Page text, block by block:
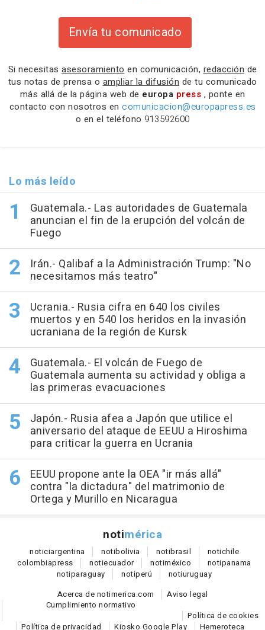
Envía tu comunicado
Si necesitas asesoramiento en comunicación, redacción de
tus notas de prensa o ampliar la difusión de tu comunicado
más allá de la página web de europa press , ponte en
contacto con nosotros en comunicacion@europapress.es
o en el teléfono 913592600
Lo más leído
Guatemala.- Las autoridades de Guatemala
anuncian el fin de la erupción del volcán de
Fuego
Irán.- Qalibaf a la Administración Trump: "No
necesitamos más teatro"
Ucrania.- Rusia cifra en 640 los civiles
muertos y en 540 los heridos en la invasión
ucraniana de la región de Kursk
Guatemala.- El volcán de Fuego de
Guatemala aumenta su actividad y obliga a
las primeras evacuaciones
Japón.- Rusia afea a Japón que utilice el
aniversario del ataque de EEUU a Hiroshima
para criticar la guerra en Ucrania
EEUU propone ante la OEA "ir más allá"
contra "la dictadura" del matrimonio de
Ortega y Murillo en Nicaragua
notimérica
noticiargentina notibolivia notibrasil notichile
colombiapress notiecuador notiméxico notipanama
notiparaguay notiperú notiuruguay
Acerca de notimerica.com
Aviso legal
Cumplimiento normativo
Política de cookies
Política de privacidad
Kiosko Google Play Hemeroteca